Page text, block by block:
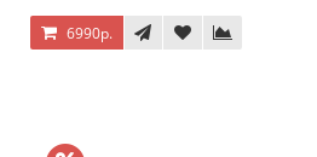
6990р.